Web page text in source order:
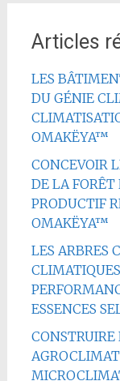
Articles
LES
DU GÉNIE
OMAKËYA™
CONCEVOIR
DE LA FORÊT
PRODUCTIF
OMAKËYA™
LES ARBRES
ESSENCES